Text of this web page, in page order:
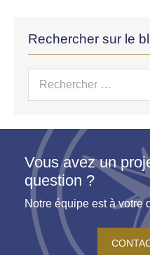
Rechercher sur le
Recherche
Vous avez un
question ?
Notre équipe est à votre